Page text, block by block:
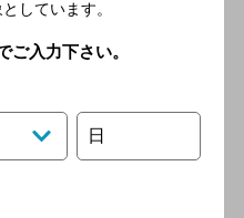
屋]
殿場線 御殿場駅 徒歩1
しています。
ご入力下さい。
日